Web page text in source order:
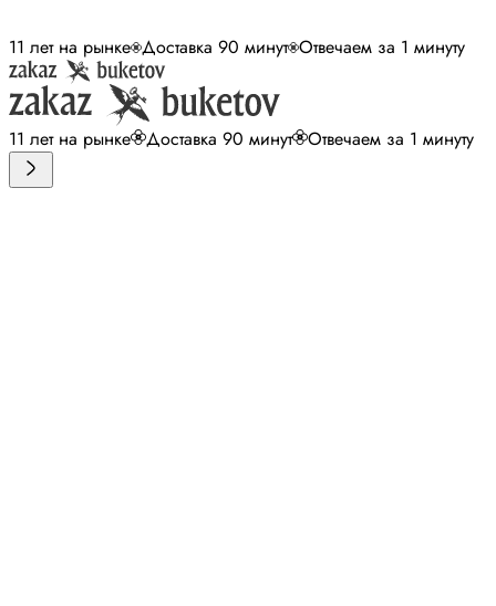
11 лет на рынке Доставка 90 минут Отвечаем за 1 минуту
11 лет на рынке Доставка 90 минут Отвечаем за 1 минуту